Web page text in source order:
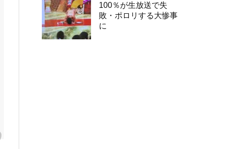
100％が生放送で失
敗・ポロリする大惨事
に